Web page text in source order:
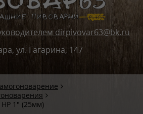
dirpivovar63@bk.ru
ул. Гагарина, 147
1" (25мм)